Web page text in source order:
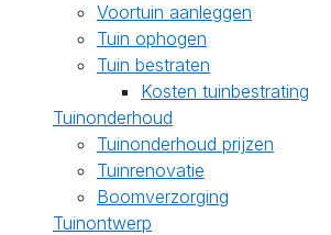
Voortuin aanleggen
Tuin ophogen
Tuin bestraten
Kosten tuinbestrating
Tuinonderhoud
Tuinonderhoud prijzen
Tuinrenovatie
Boomverzorging
Tuinontwerp